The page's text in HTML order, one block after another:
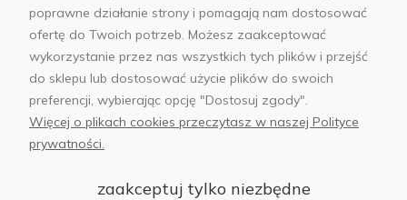
sklep@abfoto.pl
+48 797 971 275
poprawne działanie strony i pomagają nam dostosować
ofertę do Twoich potrzeb. Możesz zaakceptować
wykorzystanie przez nas wszystkich tych plików i przejść
do sklepu lub dostosować użycie plików do swoich
preferencji, wybierając opcję "Dostosuj zgody".
Więcej o plikach cookies przeczytasz w naszej Polityce
prywatności.
zaakceptuj tylko niezbędne